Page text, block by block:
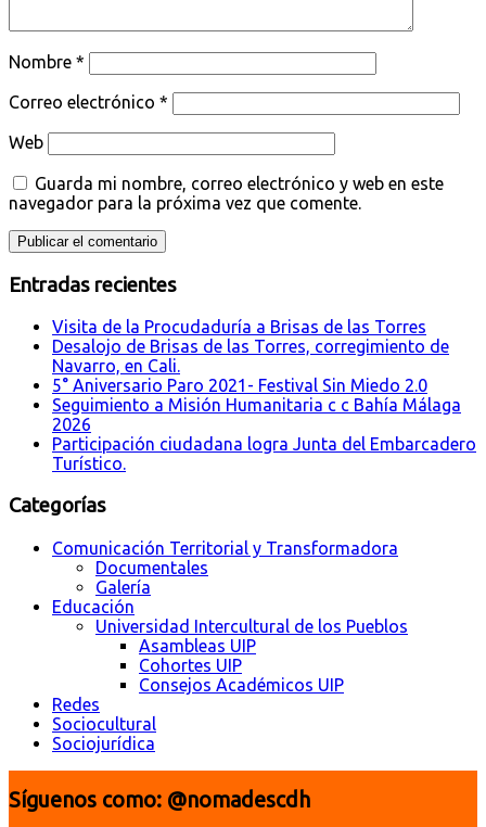
Nombre *
Correo electrónico *
Web
Guarda mi nombre, correo electrónico y web en este
navegador para la próxima vez que comente.
Entradas recientes
Visita de la Procudaduría a Brisas de las Torres
Desalojo de Brisas de las Torres, corregimiento de
Navarro, en Cali.
5° Aniversario Paro 2021- Festival Sin Miedo 2.0
Seguimiento a Misión Humanitaria c c Bahía Málaga
2026
Participación ciudadana logra Junta del Embarcadero
Turístico.
Categorías
Comunicación Territorial y Transformadora
Documentales
Galería
Educación
Universidad Intercultural de los Pueblos
Asambleas UIP
Cohortes UIP
Consejos Académicos UIP
Redes
Sociocultural
Sociojurídica
Síguenos como: @nomadescdh